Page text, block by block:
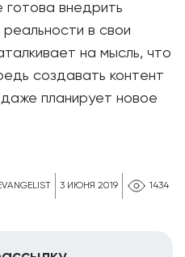
3 ИЮНЯ 2019 1434
готова внедрить
в свои
на мысль, что
создавать контент
планирует новое